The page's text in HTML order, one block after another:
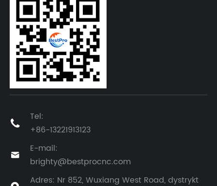

Tel:
+86-13221913123

E-mail:
brighty@bestprocnc.com
Adres: Nr 852, Wuxiang West Road, dystrykt